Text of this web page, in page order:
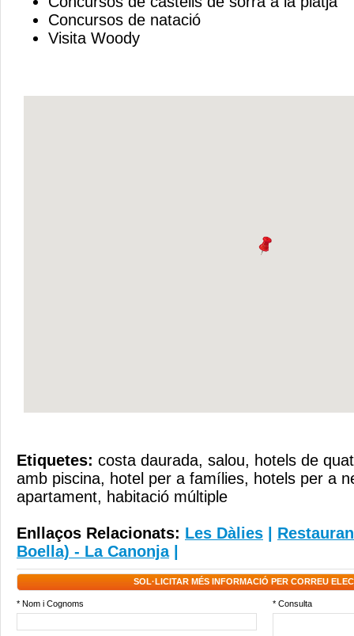
Concursos de natació
Visita Woody
Etiquetes: costa daurada, salou, hotels de
amb piscina, hotel per a famílies, hotels per a
apartament, habitació múltiple
Enllaços Relacionats: Les Dàlies
Boella) - La Canonja|
SOL·LICITAR MÉS INFORMACIÓ PER CORREU
* Nom i Cognoms * Consulta